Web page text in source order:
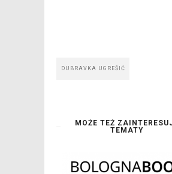
DUBRAVKA UGREŠIĆ
MOŻE TEŻ
TEMATY